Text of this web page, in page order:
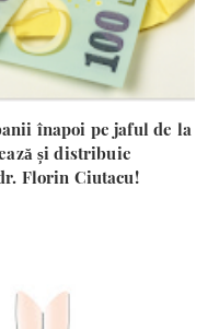
înapoi pe jaful de la
și distribuie
Florin Ciutacu!